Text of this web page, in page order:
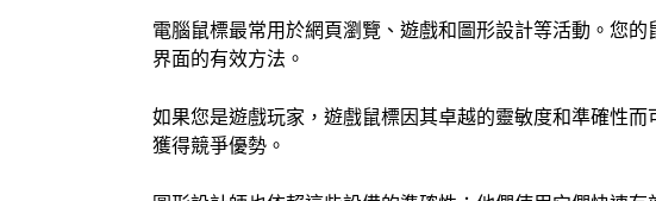
電腦鼠標最常用於網頁瀏覽、遊戲和圖形設計等活動。您
界面的有效方法。
如果您是遊戲玩家，遊戲鼠標因其卓越的靈敏度和準確性
獲得競爭優勢。